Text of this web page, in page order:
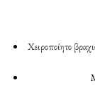
Χειροποίητο